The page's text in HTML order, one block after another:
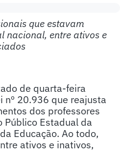
que estavam
nacional, entre ativos e
de quarta-feira
20.936 que reajusta
dos professores
Público Estadual da
Educação. Ao todo,
ativos e inativos,